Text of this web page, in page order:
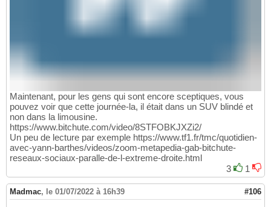
Maintenant, pour les gens qui sont encore sceptiques, vous
pouvez voir que cette journée-la, il était dans un SUV blindé et
non dans la limousine.
https://www.bitchute.com/video/8STFOBKJXZi2/
Un peu de lecture par exemple https://www.tf1.fr/tmc/quotidien-
avec-yann-barthes/videos/zoom-metapedia-gab-bitchute-
reseaux-sociaux-paralle-de-l-extreme-droite.html
3
1
Madmac, le 01/07/2022 à 16h39 #106